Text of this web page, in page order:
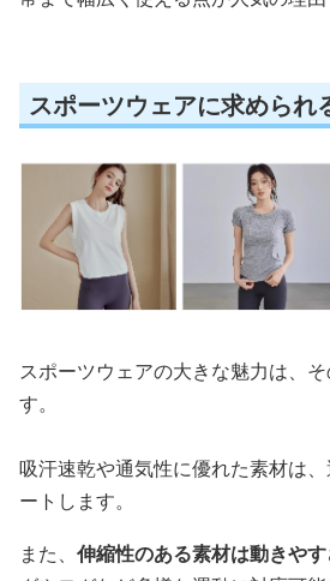
スポーツウェアに求められ
スポーツウェアの大きな魅力は、
す。
吸汗速乾や通気性に優れた素材は
ートします。
また、 伸縮性のある素材は動きや